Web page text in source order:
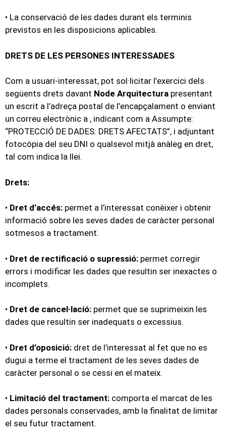
• La conservació de les dades durant els terminis
previstos en les disposicions aplicables.
DRETS DE LES PERSONES INTERESSADES
Com a usuari-interessat, pot sol·licitar l’exercici dels
següents drets davant Node Arquitectura presentant
un escrit a l’adreça postal de l’encapçalament o enviant
un correu electrònic a , indicant com a Assumpte:
“PROTECCIÓ DE DADES: DRETS AFECTATS”, i adjuntant
fotocòpia del seu DNI o qualsevol mitjà anàleg en dret,
tal com indica la llei.
Drets:
• Dret d’accés: permet a l’interessat conèixer i obtenir
informació sobre les seves dades de caràcter personal
sotmesos a tractament.
• Dret de rectificació o supressió: permet corregir
errors i modificar les dades que resultin ser inexactes o
incomplets.
• Dret de cancel·lació: permet que se suprimeixin les
dades que resultin ser inadequats o excessius.
• Dret d’oposició: dret de l’interessat al fet que no es
dugui a terme el tractament de les seves dades de
caràcter personal o se cessi en el mateix.
• Limitació del tractament: comporta el marcat de les
dades personals conservades, amb la finalitat de limitar
el seu futur tractament.